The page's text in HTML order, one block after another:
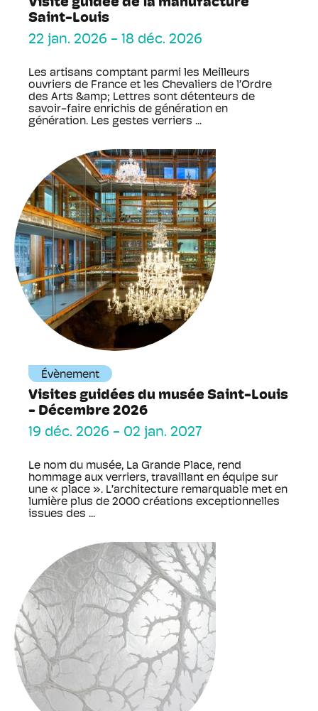
Saint-Louis
22 jan. 2026 - 18 déc. 2026
Les artisans comptant parmi les Meilleurs
ouvriers de France et les Chevaliers de l’Ordre
des Arts &amp; Lettres sont détenteurs de
savoir-faire enrichis de génération en
génération. Les gestes verriers ...
Évènement
Visites guidées du musée Saint-Louis
- Décembre 2026
19 déc. 2026 - 02 jan. 2027
Le nom du musée, La Grande Place, rend
hommage aux verriers, travaillant en équipe sur
une « place ». L’architecture remarquable met en
lumière plus de 2000 créations exceptionnelles
issues des ...